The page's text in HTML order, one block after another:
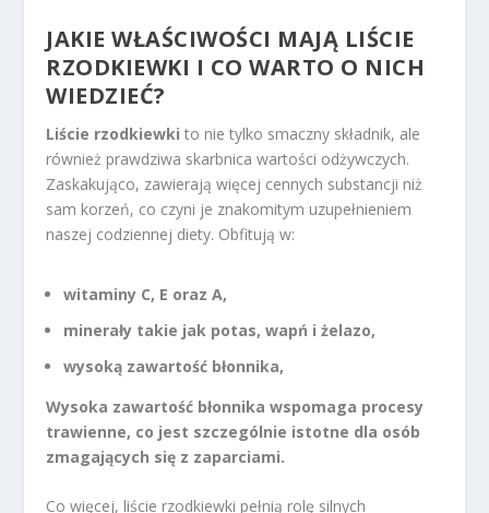
JAKIE WŁAŚCIWOŚCI MAJĄ LIŚCIE
RZODKIEWKI I CO WARTO O NICH
WIEDZIEĆ?
Liście rzodkiewki to nie tylko smaczny składnik, ale
również prawdziwa skarbnica wartości odżywczych.
Zaskakująco, zawierają więcej cennych substancji niż
sam korzeń, co czyni je znakomitym uzupełnieniem
naszej codziennej diety. Obfitują w:
witaminy C, E oraz A,
minerały takie jak potas, wapń i żelazo,
wysoką zawartość błonnika,
Wysoka zawartość błonnika wspomaga procesy
trawienne, co jest szczególnie istotne dla osób
zmagających się z zaparciami.
Co więcej, liście rzodkiewki pełnią rolę silnych